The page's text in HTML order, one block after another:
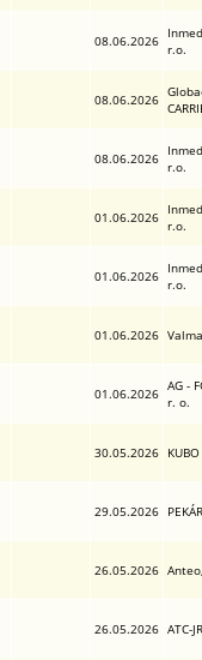
08.06.2026 r.o.
08.06.2026
08.06.2026 r.o.
01.06.2026 r.o.
01.06.2026 r.o.
01.06.2026
01.06.2026 AG -
r. o.
30.05.2026
29.05.2026
26.05.2026
26.05.2026 ATC-